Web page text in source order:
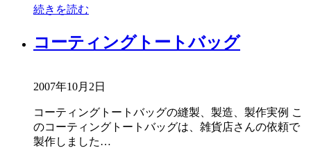
続きを読む
コーティングトートバッグ
2007年10月2日
コーティングトートバッグの縫製、製造、製作実例 こ
のコーティングトートバッグは、雑貨店さんの依頼で
製作しました…